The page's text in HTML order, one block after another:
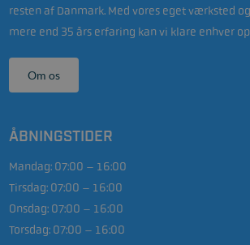
resten af Danmark. Med vores eget værksted
mere end 35 års erfaring kan vi klare enhver
Om os
ÅBNINGSTIDER
Mandag:07:00 – 16:00
Tirsdag:07:00 – 16:00
Onsdag:07:00 – 16:00
Torsdag:07:00 – 16:00